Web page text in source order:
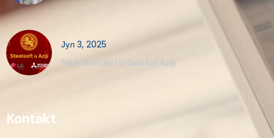
Јул 3, 2025
Naši inženjeri u dalekoj Aziji
Kontakt